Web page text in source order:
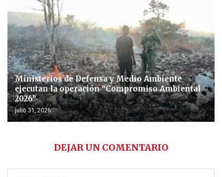
Ministerios de Defensa y Medio Ambiente
ejecutan la operación “Compromiso Ambiental
2026”
julio 31, 2026
DEJAR UN COMENTARIO